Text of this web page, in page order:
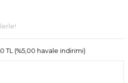
TL (%5,00 havale indirimi)